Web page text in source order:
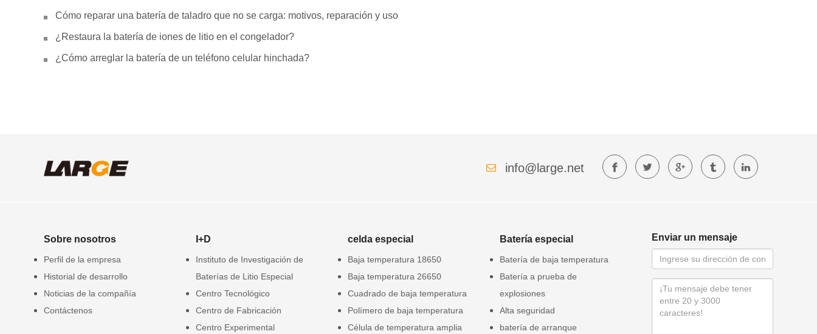
Cómo reparar una batería de taladro que no se carga: motivos, reparación y uso
¿Restaura la batería de iones de litio en el congelador?
¿Cómo arreglar la batería de un teléfono celular hinchada?
info@large.net
Sobre nosotros
Perfil de la empresa
Historial de desarrollo
Noticias de la compañía
Contáctenos
I+D
Instituto de Investigación de
Baterías de Litio Especial
Centro Tecnológico
Centro de Fabricación
Centro Experimental
celda especial
Baja temperatura 18650
Baja temperatura 26650
Cuadrado de baja temperatura
Polímero de baja temperatura
Célula de temperatura amplia
Batería especial
Batería de baja temperatura
Batería a prueba de
explosiones
Alta seguridad
batería de arranque
Enviar un mensaje